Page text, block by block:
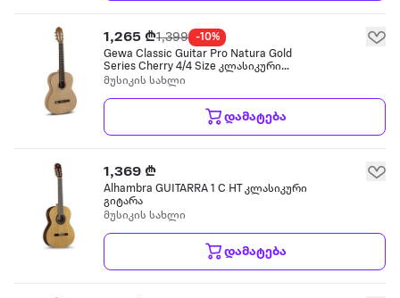
1,265 ₾1,399
-10%
Gewa Classic Guitar Pro Natura Gold
Series Cherry 4/4 Size კლასიკური
გიტარა
მუსიკის სახლი
დამატება
1,369 ₾
Alhambra GUITARRA 1 C HT კლასიკური
გიტარა
მუსიკის სახლი
დამატება